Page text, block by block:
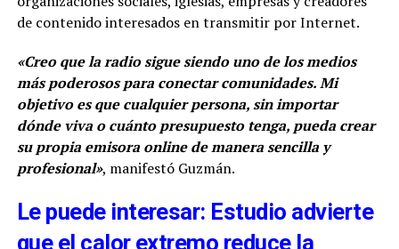
de contenido interesados en transmitir por Internet.
«Creo que la radio sigue siendo uno de los medios
más poderosos para conectar comunidades. Mi
objetivo es que cualquier persona, sin importar
dónde viva o cuánto presupuesto tenga, pueda crear
su propia emisora online de manera sencilla y
profesional», manifestó Guzmán.
Le puede interesar: Estudio advierte
que el calor extremo reduce la